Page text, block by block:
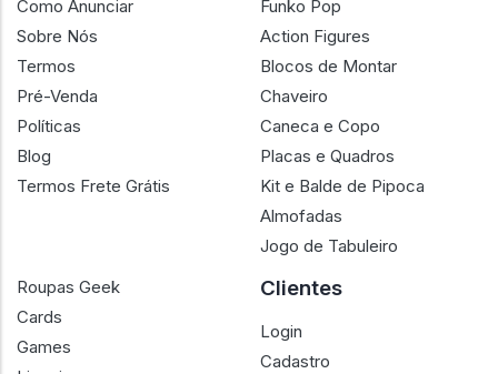
Como Anunciar
Sobre Nós
Termos
Pré-Venda
Políticas
Blog
Termos Frete Grátis
Funko Pop
Action Figures
Blocos de Montar
Chaveiro
Caneca e Copo
Placas e Quadros
Kit e Balde de Pipoca
Almofadas
Jogo de Tabuleiro
Roupas Geek
Cards
Games
Clientes
Login
Cadastro